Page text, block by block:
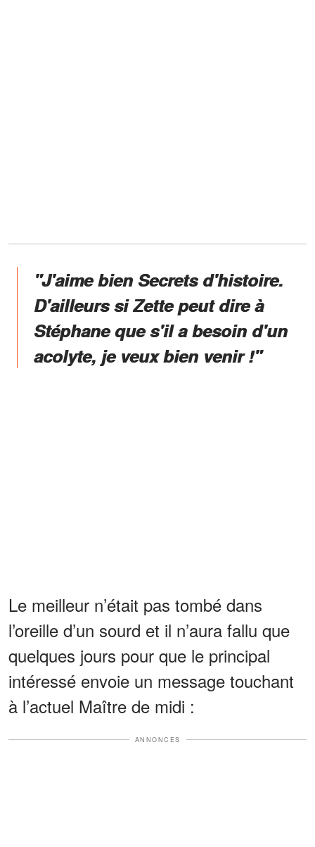
"J'aime bien Secrets d'histoire.
D'ailleurs si Zette peut dire à
Stéphane que s'il a besoin d'un
acolyte, je veux bien venir !"
Le meilleur n’était pas tombé dans
l’oreille d’un sourd et il n’aura fallu que
quelques jours pour que le principal
intéressé envoie un message touchant
à l’actuel Maître de midi :
ANNONCES